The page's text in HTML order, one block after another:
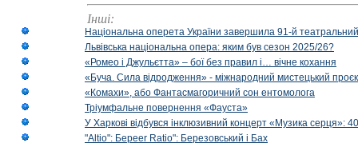
Інші:
Національна оперета України завершила 91-й
Львівська національна опера: яким був сезон 2025/26?
«Ромео і Джульєтта» – бої без правил і… вічне кохання
«Буча. Сила відродження» - міжнародний мистецький
«Комахи», або Фантасмагоричний сон ентомолога
Тріумфальне повернення «Фауста»
У Харкові відбувся інклюзивний концерт «Музика серця»:
"Altio": Береer Ratio": Березовський і Бах